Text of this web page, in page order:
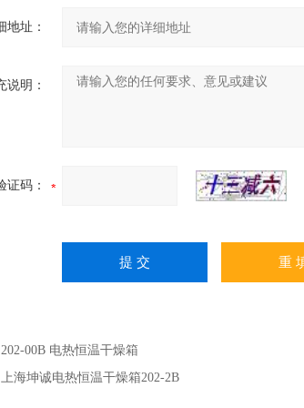
地址：
说明：
证码：
202-00B 电热恒温干燥箱
上海坤诚电热恒温干燥箱202-2B